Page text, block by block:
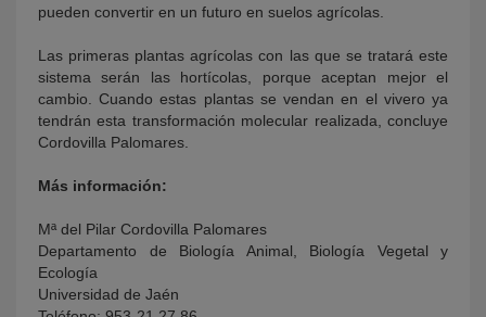
pueden convertir en un futuro en suelos agrícolas.
Las primeras plantas agrícolas con las que se tratará este
sistema serán las hortícolas, porque aceptan mejor el
cambio. Cuando estas plantas se vendan en el vivero ya
tendrán esta transformación molecular realizada, concluye
Cordovilla Palomares.
Más información:
Mª del Pilar Cordovilla Palomares
Departamento de Biología Animal, Biología Vegetal y
Ecología
Universidad de Jaén